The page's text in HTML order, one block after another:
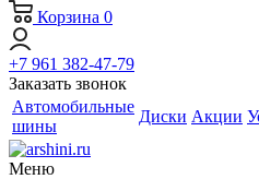
Корзина 0
+7 961 382-47-79
Заказать звонок
Автомобильные
шины
Диски Акции
Меню